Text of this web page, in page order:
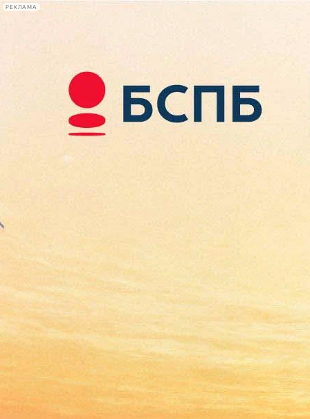
РЕКЛАМА
Сегодня:
2026.08.09
17:14
Афиша Plus